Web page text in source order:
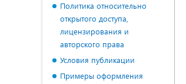
Политика относительно
открытого доступа,
лицензирования и
авторского права
Условия публикации
Примеры оформления